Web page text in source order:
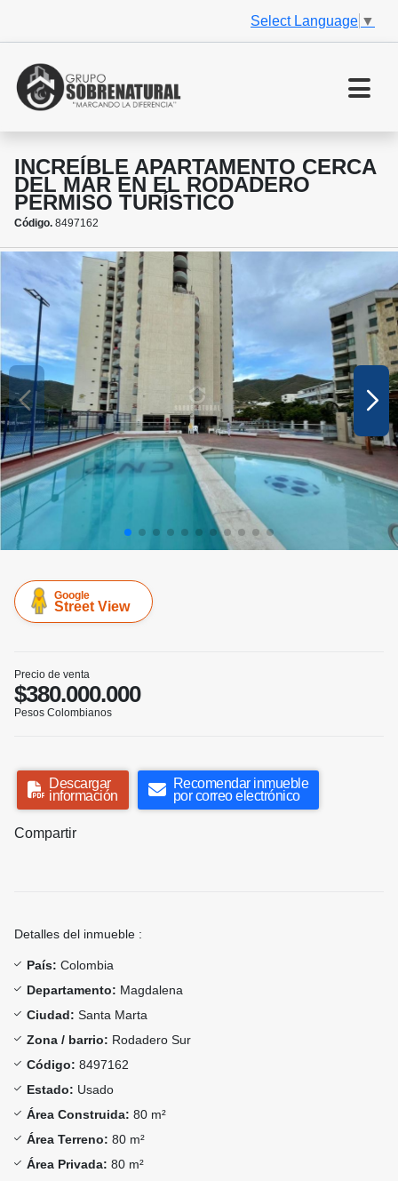
Select Language ▼
INCREÍBLE APARTAMENTO CERCA
DEL MAR EN EL RODADERO
PERMISO TURÍSTICO
Código. 8497162
Google
Street View
Precio de venta
$380.000.000
Pesos Colombianos
Descargar
información
Recomendar inmueble
por correo electrónico
Compartir
Detalles del inmueble :
País: Colombia
Departamento: Magdalena
Ciudad: Santa Marta
Zona / barrio: Rodadero Sur
Código: 8497162
Estado: Usado
Área Construida: 80 m²
Área Terreno: 80 m²
Área Privada: 80 m²